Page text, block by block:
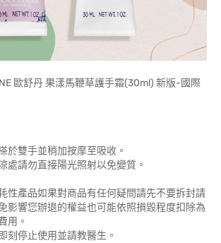
歐舒丹 果漾馬鞭草護手霜(30ml) 新版-國際
於雙手並稍加按摩至吸收。
處請勿直接陽光照射以免變質。
性產品如果對商品有任何疑問請先不要拆封請
影響您辦退的權益也可能依照損毀程度扣除為
用。
刻停止使用並請教醫生。